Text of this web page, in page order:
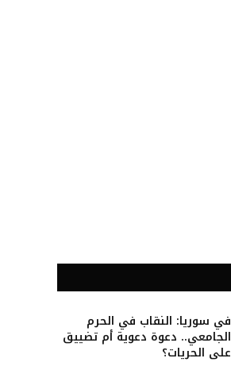
في سوريا: النقاب في الحرم
الجامعي.. دعوة دعوية أم تضييق
على الحريات؟